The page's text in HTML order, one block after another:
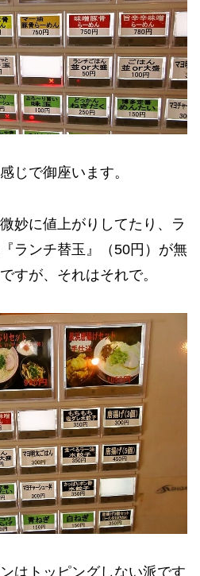
じで御座います。
妙に値上がりしてたり、ラ
ランチ替玉』（50円）が無
すが、それはそれで。
はトッピングしない派です